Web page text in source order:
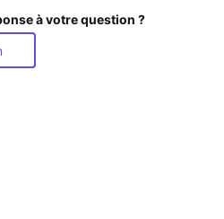
à votre question ?